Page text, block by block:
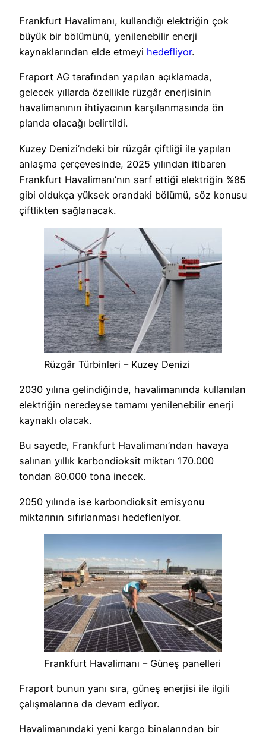
Frankfurt Havalimanı, kullandığı elektriğin çok
büyük bir bölümünü, yenilenebilir enerji
kaynaklarından elde etmeyi hedefliyor.
Fraport AG tarafından yapılan açıklamada,
gelecek yıllarda özellikle rüzgâr enerjisinin
havalimanının ihtiyacının karşılanmasında ön
planda olacağı belirtildi.
Kuzey Denizi’ndeki bir rüzgâr çiftliği ile yapılan
anlaşma çerçevesinde, 2025 yılından itibaren
Frankfurt Havalimanı’nın sarf ettiği elektriğin %85
gibi oldukça yüksek orandaki bölümü, söz konusu
çiftlikten sağlanacak.
Rüzgâr Türbinleri – Kuzey Denizi
2030 yılına gelindiğinde, havalimanında kullanılan
elektriğin neredeyse tamamı yenilenebilir enerji
kaynaklı olacak.
Bu sayede, Frankfurt Havalimanı’ndan havaya
salınan yıllık karbondioksit miktarı 170.000
tondan 80.000 tona inecek.
2050 yılında ise karbondioksit emisyonu
miktarının sıfırlanması hedefleniyor.
Frankfurt Havalimanı – Güneş panelleri
Fraport bunun yanı sıra, güneş enerjisi ile ilgili
çalışmalarına da devam ediyor.
Havalimanındaki yeni kargo binalarından bir